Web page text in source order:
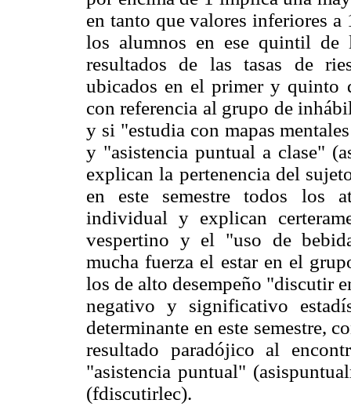
en tanto que valores inferiores
los alumnos en ese quintil
resultados de las tasas de
ubicados en el primer y quinto
con referencia al grupo de
y si "estudia con mapas
y "asistencia puntual a clase"
explican la pertenencia del
en este semestre todos los
individual y explican
vespertino y el "uso de
mucha fuerza el estar en el
los de alto desempeño "discutir
negativo y significativo
determinante en este semestre,
resultado paradójico al
"asistencia puntual"
(fdiscutirlec).